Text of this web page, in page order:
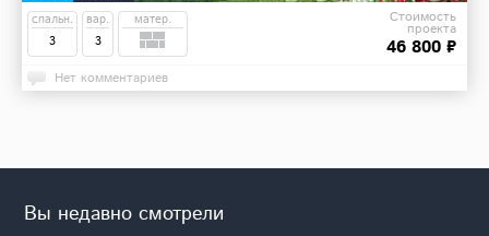
спальн.
3
вар.
3
матер. Стоимость
проекта
46 800 ₽
Нет комментариев
Вы недавно смотрели